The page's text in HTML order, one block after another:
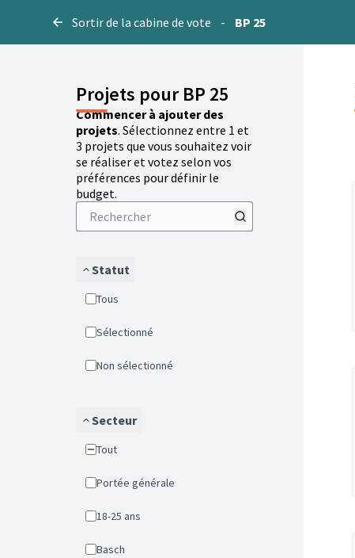
Sortir de la cabine de vote - BP 25
Projets pour BP 25
Commencer à ajouter des
projets. Sélectionnez entre 1 et
3 projets que vous souhaitez voir
se réaliser et votez selon vos
préférences pour définir le
budget.
Statut
Tous
Sélectionné
Non sélectionné
Secteur
Tout
Portée générale
18-25 ans
Basch